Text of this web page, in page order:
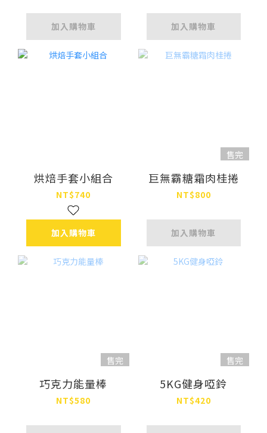
加入購物車 加入購物車
烘焙手套小組合
NT$740
加入購物車
售完
巨無霸糖霜肉桂捲
NT$800
加入購物車
售完
巧克力能量棒
NT$580
售完
5KG健身啞鈴
NT$420